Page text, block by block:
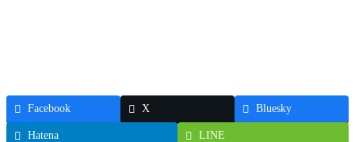
Facebook X Bluesky
Hatena LINE